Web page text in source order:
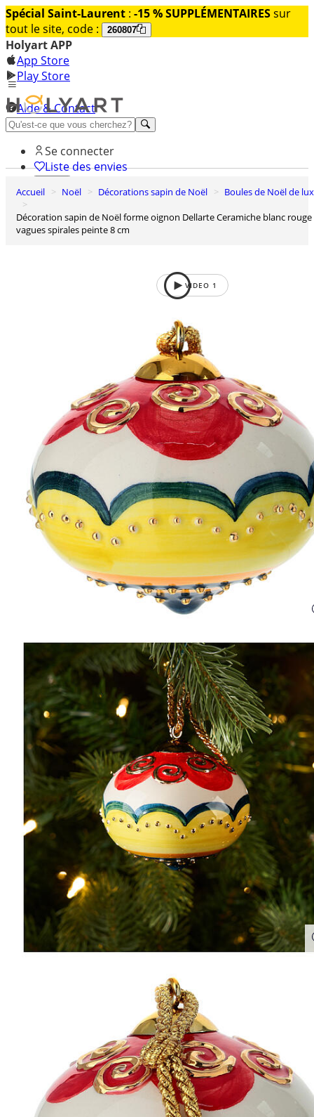
Spécial Saint-Laurent : -15 % SUPPLÉMENTAIRESsur
tout le site, code :
260807
Holyart APP
App Store
Play Store
Aide & Contact
Découvrez Premium
Se connecter
Liste des envies
0
Accueil Noël Décorations sapin de Noël
Boules de Noël de
Décoration sapin de Noël forme oignon Dellarte Ceramiche blanc rouge
vagues spirales peinte 8 cm
VIDEO 1